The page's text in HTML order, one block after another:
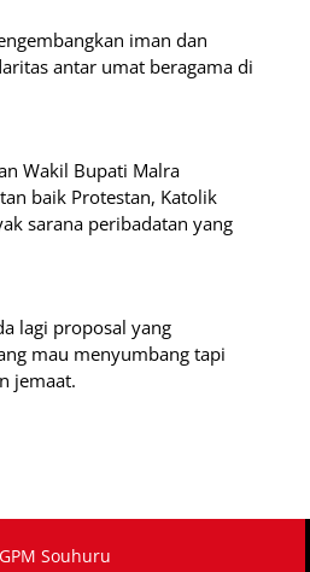
iman dan
antar umat beragama di
Wakil Bupati Malra
baik Protestan, Katolik
sarana peribadatan yang
lagi proposal yang
mau menyumbang tapi
jemaat.
Sekkot Ambon Ikut Letakan Batu Penjuru Pastori II Jemaat GPM Souhuru